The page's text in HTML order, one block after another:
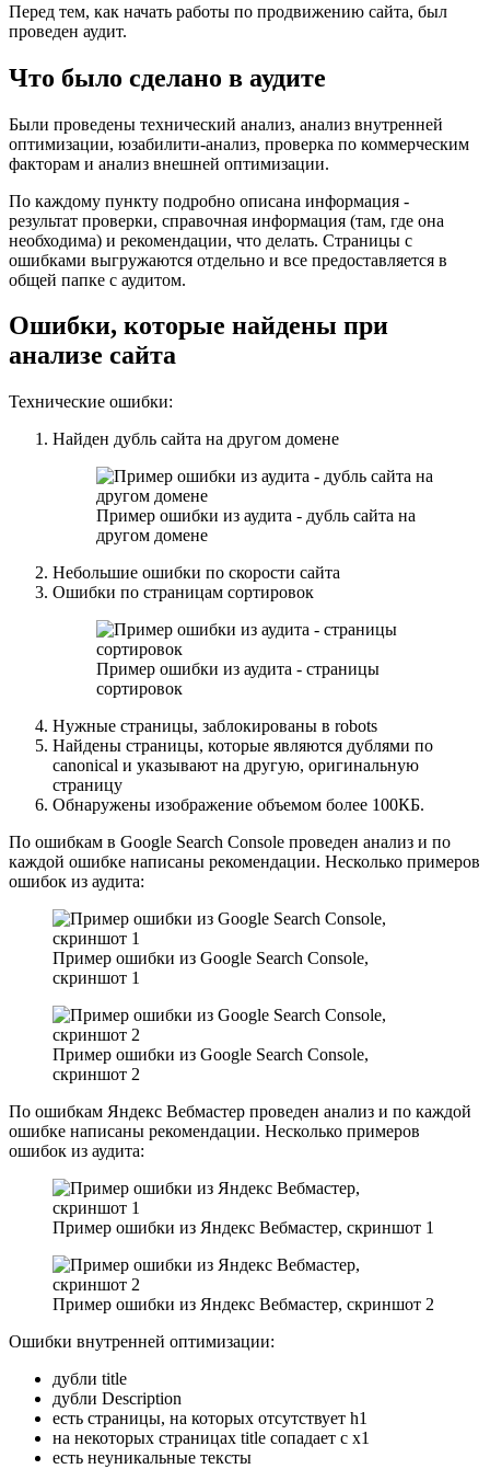
Перед тем, как начать работы по продвижению сайта, был
проведен аудит.
Что было сделано в аудите
Были проведены технический анализ, анализ внутренней
оптимизации, юзабилити-анализ, проверка по коммерческим
факторам и анализ внешней оптимизации.
По каждому пункту подробно описана информация -
результат проверки, справочная информация (там, где она
необходима) и рекомендации, что делать. Страницы с
ошибками выгружаются отдельно и все предоставляется в
общей папке с аудитом.
Ошибки, которые найдены при
анализе сайта
Технические ошибки:
Найден дубль сайта на другом домене
Пример ошибки из аудита - дубль сайта на
другом домене
Небольшие ошибки по скорости сайта
Ошибки по страницам сортировок
Пример ошибки из аудита - страницы
сортировок
Нужные страницы, заблокированы в robots
Найдены страницы, которые являются дублями по
canonical и указывают на другую, оригинальную
страницу
Обнаружены изображение объемом более 100КБ.
По ошибкам в Google Search Console проведен анализ и по
каждой ошибке написаны рекомендации. Несколько примеров
ошибок из аудита:
Пример ошибки из Google Search Console,
скриншот 1
Пример ошибки из Google Search Console,
скриншот 2
По ошибкам Яндекс Вебмастер проведен анализ и по каждой
ошибке написаны рекомендации. Несколько примеров
ошибок из аудита:
Пример ошибки из Яндекс Вебмастер, скриншот 1
Пример ошибки из Яндекс Вебмастер, скриншот 2
Ошибки внутренней оптимизации:
дубли title
дубли Description
есть страницы, на которых отсутствует h1
на некоторых страницах title сопадает с х1
есть неуникальные тексты